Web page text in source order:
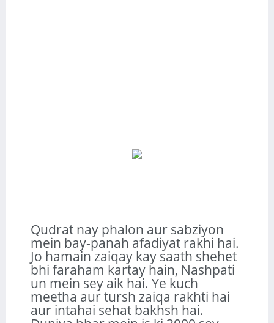
Qudrat nay phalon aur sabziyon
mein bay-panah afadiyat rakhi hai.
Jo hamain zaiqay kay saath shehet
bhi faraham kartay hain, Nashpati
un mein sey aik hai. Ye kuch
meetha aur tursh zaiqa rakhti hai
aur intahai sehat bakhsh hai.